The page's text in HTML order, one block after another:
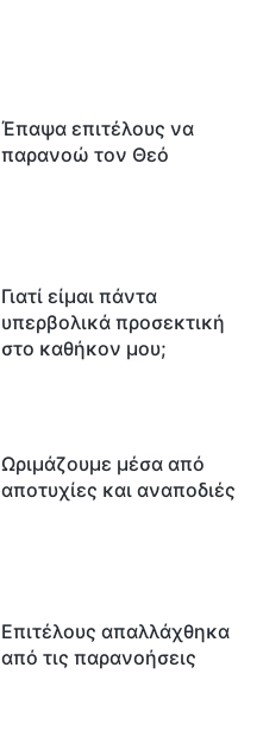
Έπαψα επιτέλους να
παρανοώ τον Θεό
Γιατί είμαι πάντα
υπερβολικά προσεκτική
στο καθήκον μου;
Ωριμάζουμε μέσα από
αποτυχίες και αναποδιές
Επιτέλους απαλλάχθηκα
από τις παρανοήσεις